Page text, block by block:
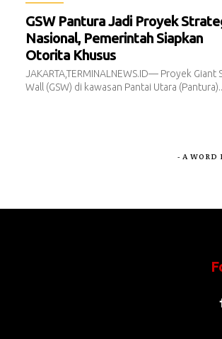
GSW Pantura Jadi Proyek
Nasional, Pemerintah Siapkan
Otorita Khusus
JAKARTA,TERMINALNEWS.ID— Proyek Giant
Wall (GSW) di kawasan Pantai Utara
- A WORD